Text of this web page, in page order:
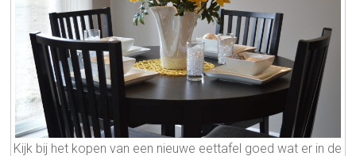
Kijk bij het kopen van een nieuwe eettafel goed wat er in de